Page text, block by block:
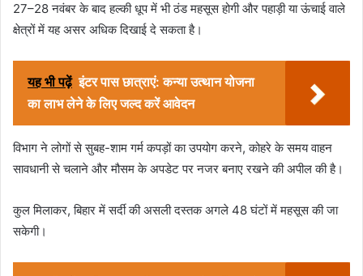
27–28 नवंबर के बाद हल्की धूप में भी ठंड महसूस होगी और पहाड़ी या ऊंचाई वाले
क्षेत्रों में यह असर अधिक दिखाई दे सकता है।
यह भी पढ़ें इंटर पास छात्राएं: कन्या उत्थान योजना
का लाभ लेने के लिए जल्द करें आवेदन
विभाग ने लोगों से सुबह-शाम गर्म कपड़ों का उपयोग करने, कोहरे के समय वाहन
सावधानी से चलाने और मौसम के अपडेट पर नजर बनाए रखने की अपील की है।
कुल मिलाकर, बिहार में सर्दी की असली दस्तक अगले 48 घंटों में महसूस की जा
सकेगी।